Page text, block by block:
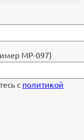
МР-097)
с политикой